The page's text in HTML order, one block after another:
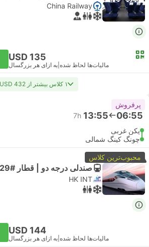
China Railway
USD 135
مالیات‌ها لحاظ شده به ازای هر بزرگسال
۱ کلاس بیشتر از USD 432
پرفروش
06:55
13:55
7h
پکن غربی
چونگ کینگ شمالی
محبوب‌ترین کلاس
صندلی درجه دو | قطار #G329
HK INT
USD 144
مالیات‌ها لحاظ شده به ازای هر بزرگسال